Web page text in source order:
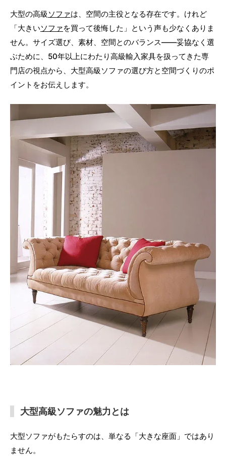
大型の高級 ソファは、空間の主役となる存在です。けれど
「大きいソファを買って後悔した」という声も少なくありま
せん。サイズ選び、素材、空間とのバランス——妥協なく選
ぶために、50年以上にわたり高級輸入家具を扱ってきた専
門店の視点から、大型高級ソファの選び方と空間づくりのポ
イントをお伝えします。
大型高級ソファの魅力とは
大型ソファがもたらすのは、単なる「大きな座面」ではあり
ません。